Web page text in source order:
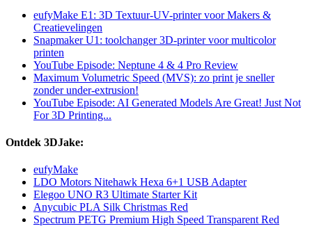
eufyMake E1: 3D Textuur-UV-printer voor Makers &
Creatievelingen
Snapmaker U1: toolchanger 3D-printer voor multicolor
printen
YouTube Episode: Neptune 4 & 4 Pro Review
Maximum Volumetric Speed (MVS): zo print je sneller
zonder under-extrusion!
YouTube Episode: AI Generated Models Are Great! Just Not
For 3D Printing...
Ontdek 3DJake:
eufyMake
LDO Motors Nitehawk Hexa 6+1 USB Adapter
Elegoo UNO R3 Ultimate Starter Kit
Anycubic PLA Silk Christmas Red
Spectrum PETG Premium High Speed Transparent Red